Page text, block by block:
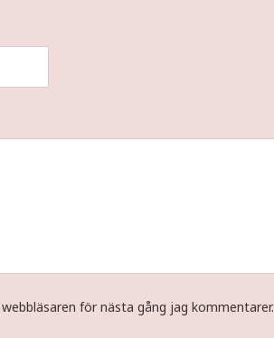
för nästa gång jag kommentarer.